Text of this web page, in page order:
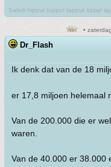
Salivili hipput tupput tapput äppyt
•
Dr_Flash
Ik denk dat van de 18
er 17,8 miljoen helemaal
Van de 200.000 die er
waren.
Van de 40.000 er 38.000